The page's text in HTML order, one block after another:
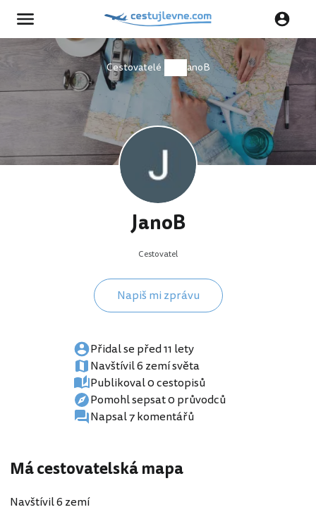
Cestovatelé JanoB
JanoB
Cestovatel
Napiš mi zprávu
Přidal se před 11 lety
Navštívil 6 zemí světa
Publikoval 0 cestopisů
Pomohl sepsat 0 průvodců
Napsal 7 komentářů
Má cestovatelská mapa
Navštívil 6 zemí